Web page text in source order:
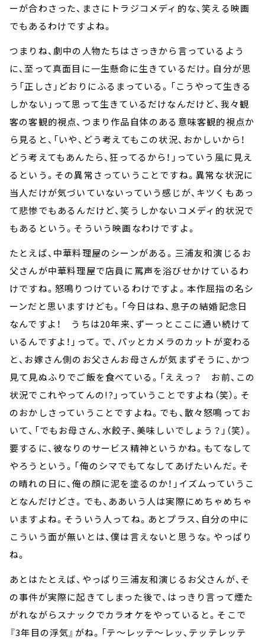
ーが合わさった、まさにトラジコメディ的な、笑える映画
でもあるわけですよね。
つまりね、劇中の人物たちはさっきから言っているよう
に、至って真面目に一生懸命に生きているだけ。自分が思
う「正しさ」どおりにふるまっている。「こうやって生きる
しかない」って思って生きているだけなんだけど、我々観
客の客観的視点、つまり作品自体のある意味客観的視点か
ら見ると、「いや、どう考えてもこの状況、おかしいから！
どう考えてもあんたら、狂ってるから！」っていう風に見え
るという。その異常さっていうことですね。異常な状況に
当人だけが気づいていないっていう感じが、キツくもあっ
て悲惨でもあるんだけど、笑うしかないコメディ的状況で
もあるという。そういう映画なわけですよ。
たとえば、中華料理屋のシーンがある。三浦友和演じるお
父さんが中華料理屋で店員に罵声を浴びせかけているわ
けですね。怒鳴りつけているわけですよ。本作屈指の名シ
ーンだと思いますけども。「今日はね、息子の結婚記念日
なんですよ！ うちは20年来、ずーっとここに通い続けて
いるんですよ！」って。で、パッとカメラのカットが変わる
と、お嫁さん側のお父さんお母さんが気まずそうに、かつ
見て見ぬふりでご飯を食べている。「ええっ？ お前、この
状況でこれやってんの!?」っていうことですよね（笑）。そ
のおかしさっていうことですよね。でも、散々怒鳴ってお
いて、「でもお母さん、水餃子、美味しいでしょう？」（笑）。
要するに、彼なりのサービス精神というかね。もてなして
やろうという。「俺のシマでもてなしてあげたいんだ。そ
の晴れの日に、俺の顔に泥を塗るのか！」イズムっていうこ
となんだけどさ。でも、ああいう人は実際にめちゃめちゃ
いますよね。そういう人ってね。あとプラス、自分の中に
こういう面が無いとは、僕は言えないと思うな。やっぱり
ね。
あとはたとえば、やっぱり三浦友和演じるお父さんが、そ
の事件が実際に起きてしまった後で、はっきり言って煙た
がれながらスナックでカラオケをやっていると。そこで
『3年目の浮気』がね。「テ～レッテ～レッ、テッテレッテ